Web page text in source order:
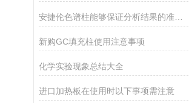
安捷伦色谱柱能够保证分析结果的准确性和可靠性
新购GC填充柱使用注意事项
化学实验现象总结大全
进口加热板在使用时以下事项需注意